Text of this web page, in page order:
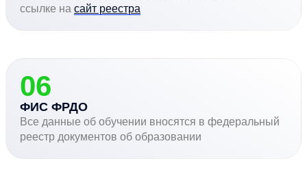
ссылке на сайт реестра
06
ФИС ФРДО
Все данные об обучении вносятся в федеральный
реестр документов об образовании